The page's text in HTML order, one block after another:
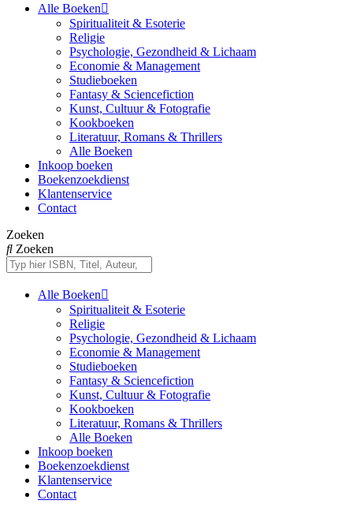
Alle Boeken
Spiritualiteit & Esoterie
Religie
Psychologie, Gezondheid & Lichaam
Economie & Management
Studieboeken
Fantasy & Sciencefiction
Kunst, Cultuur & Fotografie
Kookboeken
Literatuur, Romans & Thrillers
Alle Boeken
Inkoop boeken
Boekenzoekdienst
Klantenservice
Contact
Zoeken
Zoeken
Alle Boeken
Spiritualiteit & Esoterie
Religie
Psychologie, Gezondheid & Lichaam
Economie & Management
Studieboeken
Fantasy & Sciencefiction
Kunst, Cultuur & Fotografie
Kookboeken
Literatuur, Romans & Thrillers
Alle Boeken
Inkoop boeken
Boekenzoekdienst
Klantenservice
Contact